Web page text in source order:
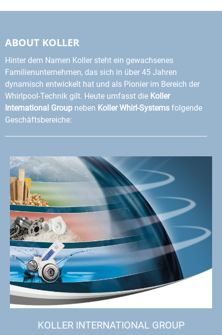
ABOUT KOLLER
Hinter dem Namen Koller steht ein gewachsenes
Familienunternehmen, das sich in über 45 Jahren
dynamisch entwickelt hat und als Pionier im Bereich der
Whirlpool-Technik gilt. Heute umfasst die Koller
International Group neben Koller Whirl-Systems folgende
Geschäftsbereiche:
KOLLER INTERNATIONAL GROUP